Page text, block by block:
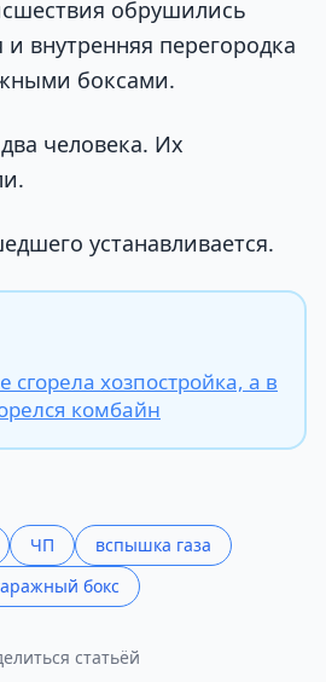
обрушились
внутренняя перегородка
боксами.
человека. Их
устанавливается.
хозпостройка, а в
комбайн
ЧП
вспышка газа
бокс
статьёй